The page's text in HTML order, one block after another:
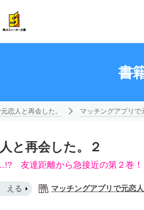
書
恋人と再会した。 マッチングアプリで
と再会した。２
友達距離から急接近の第２巻！
える マッチングアプリで元恋人